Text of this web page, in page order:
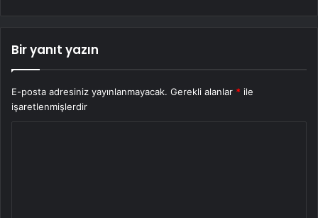
Bir yanıt yazın
E-posta adresiniz yayınlanmayacak. Gerekli alanlar * ile
işaretlenmişlerdir